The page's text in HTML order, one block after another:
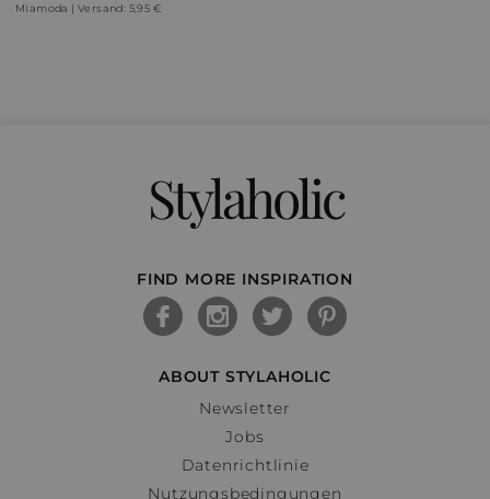
Miamoda | Versand: 5,95 €
Stylaholic
FIND MORE INSPIRATION
ABOUT STYLAHOLIC
Newsletter
Jobs
Datenrichtlinie
Nutzungsbedingungen